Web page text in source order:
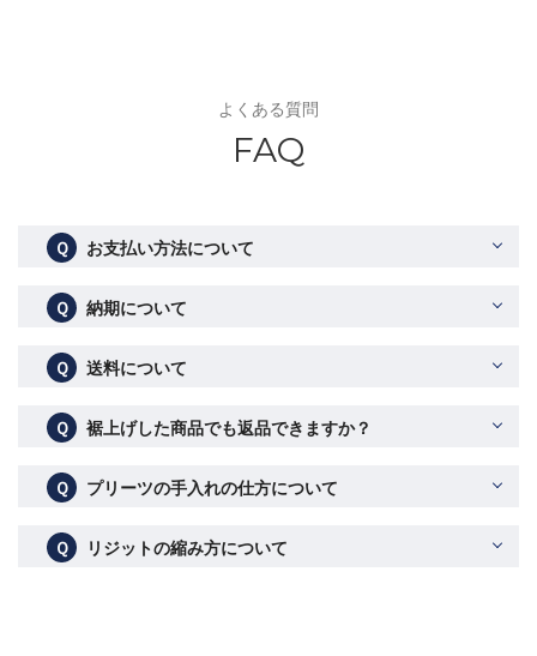
よくある質問
FAQ
Ｑ お支払い方法について
Ｑ 納期について
Ｑ 送料について
Ｑ 裾上げした商品でも返品できますか？
Ｑ プリーツの手入れの仕方について
Ｑ リジットの縮み方について